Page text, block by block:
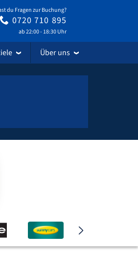
du Fragen zur Buchung?
0720 710 895
ab 22:00 - 18:30 Uhr
Über uns